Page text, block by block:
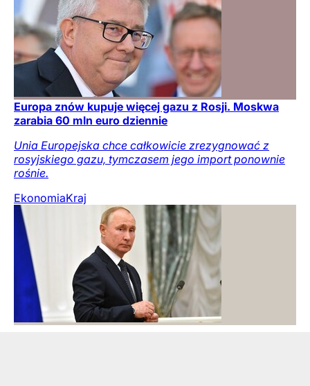
Europa znów kupuje więcej gazu z Rosji. Moskwa
zarabia 60 mln euro dziennie
Unia Europejska chce całkowicie zrezygnować z
rosyjskiego gazu, tymczasem jego import ponownie
rośnie.
EkonomiaKraj